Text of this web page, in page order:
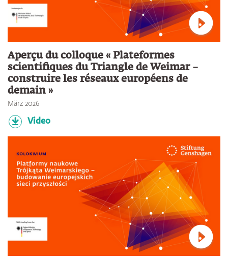
Aperçu du colloque « Plateformes
scientifiques du Triangle de Weimar –
construire les réseaux européens de
demain »
März 2026
Video